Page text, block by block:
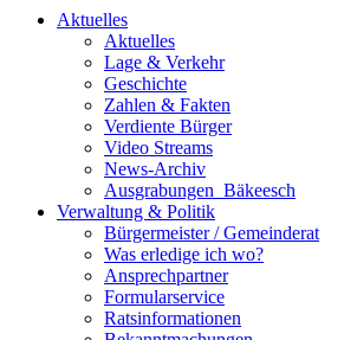
Aktuelles
Aktuelles
Lage & Verkehr
Geschichte
Zahlen & Fakten
Verdiente Bürger
Video Streams
News-Archiv
Ausgrabungen_Bäkeesch
Verwaltung & Politik
Bürgermeister / Gemeinderat
Was erledige ich wo?
Ansprechpartner
Formularservice
Ratsinformationen